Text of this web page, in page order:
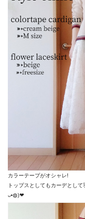
カラーテープがオシャレ!
トップスとしてもカーデとし
ᴗ•◍)❤